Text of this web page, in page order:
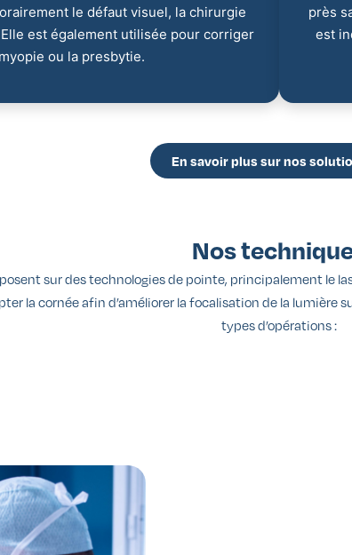
le défaut visuel, la chirurgie
est également utilisée pour corriger
ou la presbytie.
près
est
En savoir plus sur nos
Nos
sur des technologies de pointe, principalement le
la cornée afin d’améliorer la focalisation de la
types d’opérations :